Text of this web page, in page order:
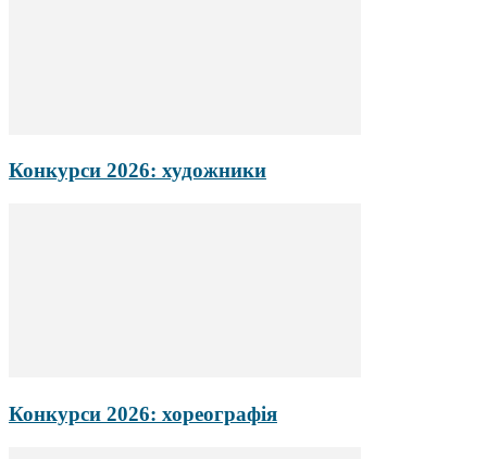
Конкурси 2026: художники
Конкурси 2026: хореографія